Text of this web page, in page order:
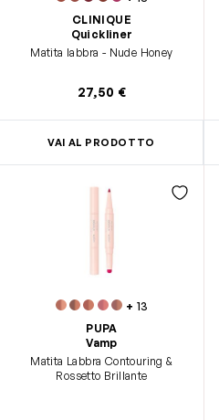
CLINIQUE
Quickliner
Matita labbra - Nude Honey
27,50 €
VAI AL PRODOTTO
+ 13
PUPA
Vamp
Matita Labbra Contouring &
Rossetto Brillante